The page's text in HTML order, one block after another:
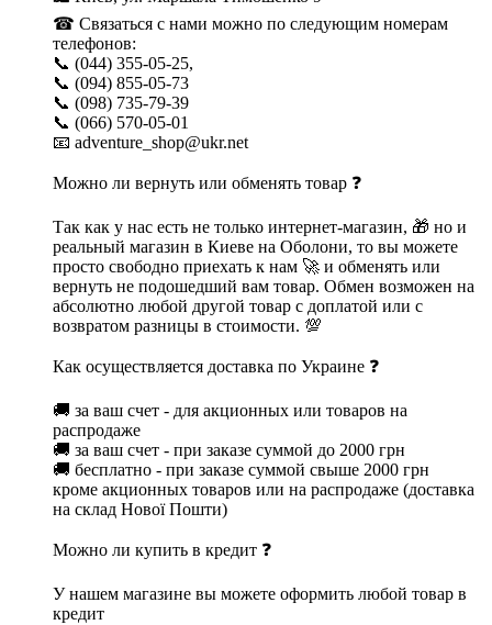
☎ Связаться с нами можно по следующим номерам
телефонов:
📞 (044) 355-05-25,
📞 (094) 855-05-73
📞 (098) 735-79-39
📞 (066) 570-05-01
📧 adventure_shop@ukr.net
Можно ли вернуть или обменять товар ❓
Так как у нас есть не только интернет-магазин, 🎁 но и
реальный магазин в Киеве на Оболони, то вы можете
просто свободно приехать к нам 🚀 и обменять или
вернуть не подошедший вам товар. Обмен возможен на
абсолютно любой другой товар с доплатой или с
возвратом разницы в стоимости. 💯
Как осуществляется доставка по Украине ❓
🚚 за ваш счет - для акционных или товаров на
распродаже
🚚 за ваш счет - при заказе суммой до 2000 грн
🚚 бесплатно - при заказе суммой свыше 2000 грн
кроме акционных товаров или на распродаже (доставка
на склад Нової Пошти)
Можно ли купить в кредит ❓
У нашем магазине вы можете оформить любой товар в
кредит